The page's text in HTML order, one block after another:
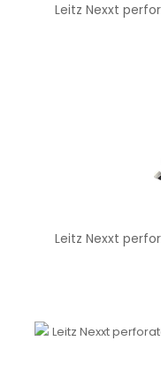
Leitz Nexxt
Leitz Nexxt